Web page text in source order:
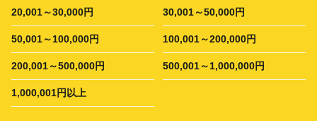
20,001～30,000円 30,001～50,000円
50,001～100,000円 100,001～200,000円
200,001～500,000円 500,001～1,000,000円
1,000,001円以上